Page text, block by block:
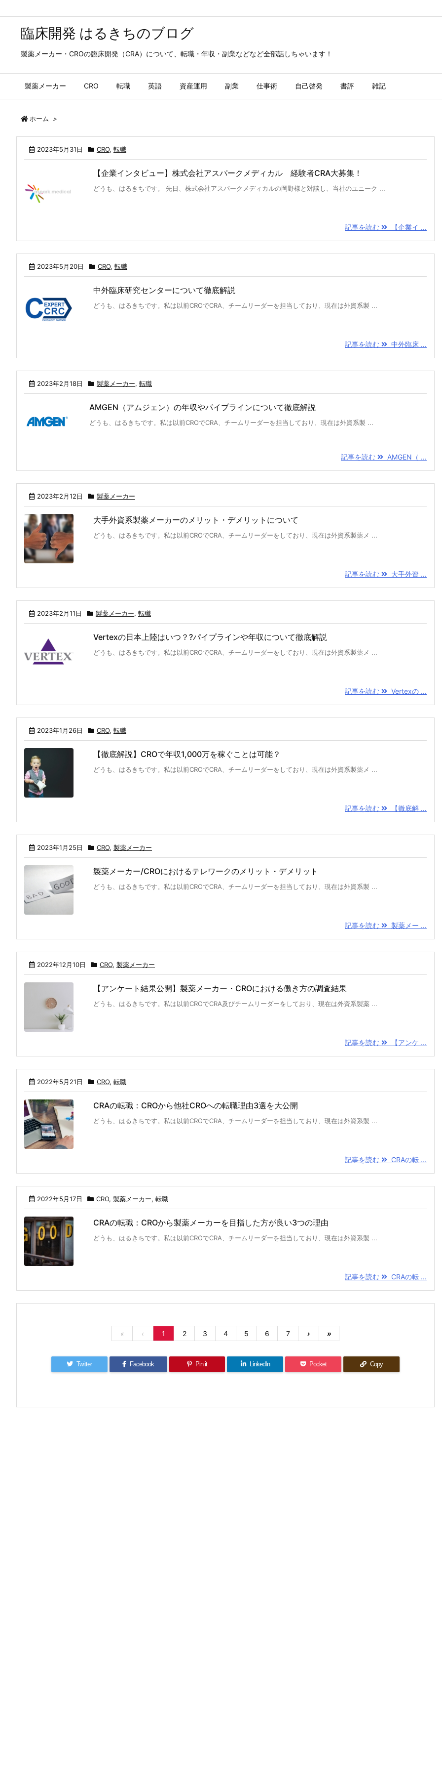
臨床開発 はるきちのブログ
製薬メーカー・CROの臨床開発（CRA）について、転職・年収・副業などなど全部話しちゃいます！
製薬メーカー CRO 転職 英語 資産運用 副業 仕事術 自己啓発 書評 雑記
ホーム >
2023年5月31日 CRO, 転職
【企業インタビュー】株式会社アスパークメディカル 経験者CRA大募集！
どうも、はるきちです。 先日、株式会社アスパークメディカルの岡野様と対談し、当社のユニーク ...
記事を読む 【企業イ ...
2023年5月20日 CRO, 転職
中外臨床研究センターについて徹底解説
どうも、はるきちです。私は以前CROでCRA、チームリーダーを担当しており、現在は外資系製 ...
記事を読む 中外臨床 ...
2023年2月18日 製薬メーカー, 転職
AMGEN（アムジェン）の年収やパイプラインについて徹底解説
どうも、はるきちです。私は以前CROでCRA、チームリーダーを担当しており、現在は外資系製 ...
記事を読む AMGEN（ ...
2023年2月12日 製薬メーカー
大手外資系製薬メーカーのメリット・デメリットについて
どうも、はるきちです。私は以前CROでCRA、チームリーダーをしており、現在は外資系製薬メ ...
記事を読む 大手外資 ...
2023年2月11日 製薬メーカー, 転職
Vertexの日本上陸はいつ？?パイプラインや年収について徹底解説
どうも、はるきちです。私は以前CROでCRA、チームリーダーをしており、現在は外資系製薬メ ...
記事を読む Vertexの ...
2023年1月26日 CRO, 転職
【徹底解説】CROで年収1,000万を稼ぐことは可能？
どうも、はるきちです。私は以前CROでCRA、チームリーダーをしており、現在は外資系製薬メ ...
記事を読む 【徹底解 ...
2023年1月25日 CRO, 製薬メーカー
製薬メーカー/CROにおけるテレワークのメリット・デメリット
どうも、はるきちです。私は以前CROでCRA、チームリーダーを担当しており、現在は外資系製 ...
記事を読む 製薬メー ...
2022年12月10日 CRO, 製薬メーカー
【アンケート結果公開】製薬メーカー・CROにおける働き方の調査結果
どうも、はるきちです。私は以前CROでCRA及びチームリーダーをしており、現在は外資系製薬 ...
記事を読む 【アンケ ...
2022年5月21日 CRO, 転職
CRAの転職：CROから他社CROへの転職理由3選を大公開
どうも、はるきちです。私は以前CROでCRA、チームリーダーを担当しており、現在は外資系製 ...
記事を読む CRAの転 ...
2022年5月17日 CRO, 製薬メーカー, 転職
CRAの転職：CROから製薬メーカーを目指した方が良い3つの理由
どうも、はるきちです。私は以前CROでCRA、チームリーダーを担当しており、現在は外資系製 ...
記事を読む CRAの転 ...
« ‹ 1 2 3 4 5 6 7 › »
Twitter Facebook Pin it LinkedIn Pocket Copy